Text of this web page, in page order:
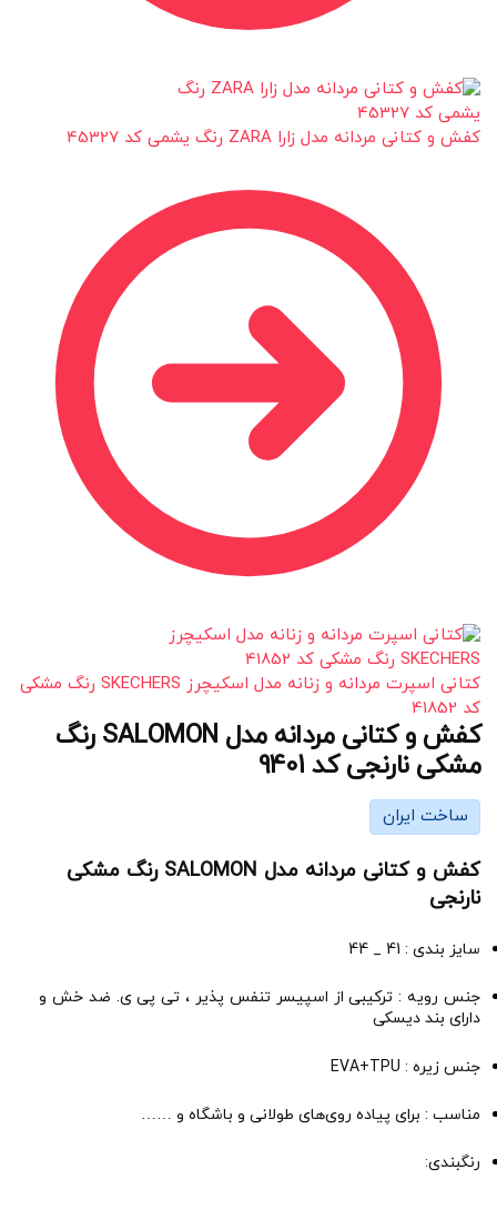
کفش و کتانی مردانه مدل زارا ZARA رنگ یشمی کد 45327
کتانی اسپرت مردانه و زنانه مدل اسکیچرز SKECHERS رنگ مشکی
کد 41852
کفش و کتانی مردانه مدل SALOMON رنگ
مشکی نارنجی کد 9401
ساخت ایران
کفش و کتانی مردانه مدل SALOMON رنگ مشکی
نارنجی
سایز بندی : 41 _ 44
جنس رویه : ترکیبی از اسپیسر تنفس پذیر ، تی پی ی. ضد خش و
دارای بند دیسکی
جنس زیره : EVA+TPU
مناسب : برای پیاده روی‌های طولانی و باشگاه و ……
رنگبندی: